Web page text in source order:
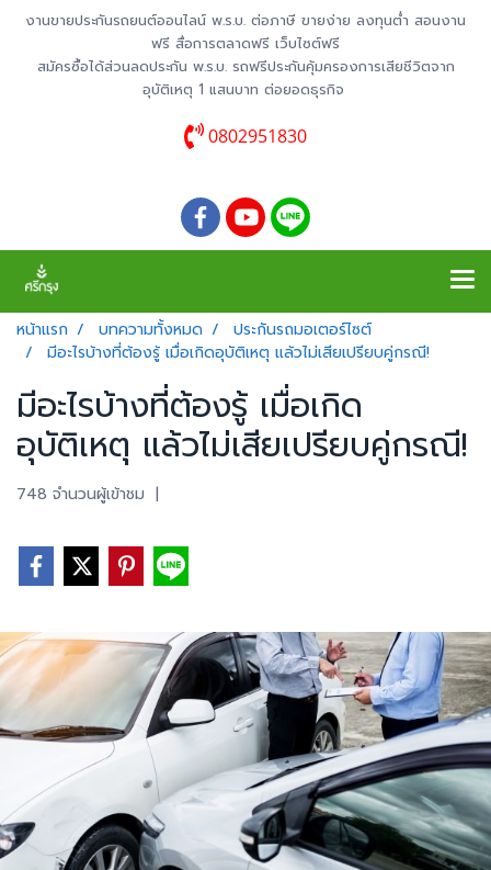
งานขายประกันรถยนต์ออนไลน์ พ.ร.บ. ต่อภาษี ขายง่าย ลงทุนต่ำ สอนงาน
ฟรี สื่อการตลาดฟรี เว็บไซต์ฟรี
สมัครซื้อได้ส่วนลดประกัน พ.ร.บ. รถฟรีประกันคุ้มครองการเสียชีวิตจาก
อุบัติเหตุ 1 แสนบาท ต่อยอดธุรกิจ
0802951830
หน้าแรก บทความทั้งหมด
ประกันรถมอเตอร์ไซต์
มีอะไรบ้างที่ต้องรู้ เมื่อเกิดอุบัติเหตุ แล้วไม่เสียเปรียบคู่กรณี!
มีอะไรบ้างที่ต้องรู้ เมื่อเกิด
อุบัติเหตุ แล้วไม่เสียเปรียบคู่กรณี!
748 จำนวนผู้เข้าชม |